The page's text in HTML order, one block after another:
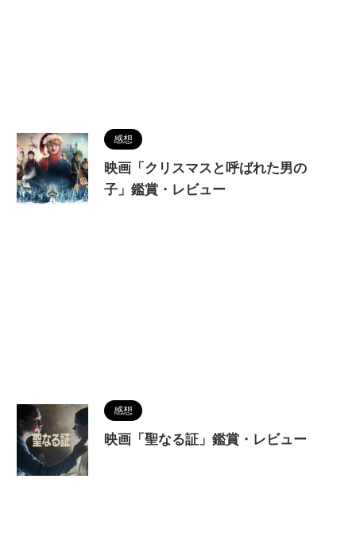
感想
映画「クリスマスと呼ばれた男の
子」鑑賞・レビュー
感想
映画「聖なる証」鑑賞・レビュー